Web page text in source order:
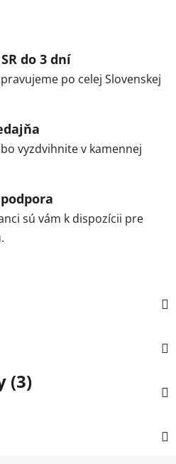
do 3 dní
po celej Slovenskej
vyzdvihnite v kamennej
sú vám k dispozícii pre
(3)